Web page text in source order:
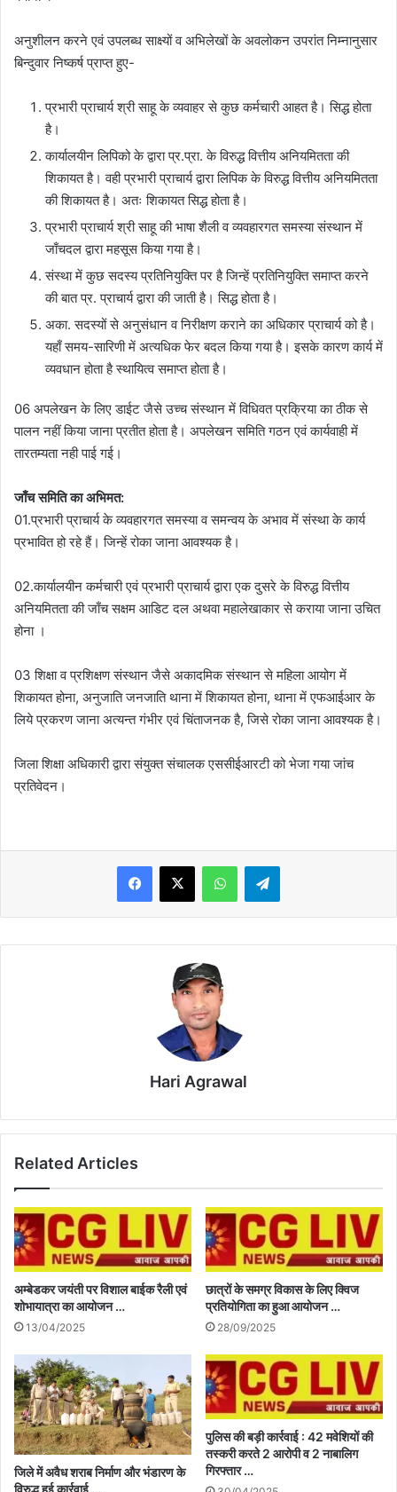
अनुशीलन करने एवं उपलब्ध साक्ष्यों व अभिलेखों के अवलोकन उपरांत निम्नानुसार
बिन्दुवार निष्कर्ष प्राप्त हुए-
प्रभारी प्राचार्य श्री साहू के व्यवाहर से कुछ कर्मचारी आहत है। सिद्ध होता
है।
कार्यालयीन लिपिको के द्वारा प्र.प्रा. के विरुद्ध वित्तीय अनियमितता की
शिकायत है। वही प्रभारी प्राचार्य द्वारा लिपिक के विरुद्ध वित्तीय अनियमितता
की शिकायत है। अतः शिकायत सिद्ध होता है।
प्रभारी प्राचार्य श्री साहू की भाषा शैली व व्यवहारगत समस्या संस्थान में
जाँचदल द्वारा महसूस किया गया है।
संस्था में कुछ सदस्य प्रतिनियुक्ति पर है जिन्हें प्रतिनियुक्ति समाप्त करने
की बात प्र. प्राचार्य द्वारा की जाती है। सिद्ध होता है।
अका. सदस्यों से अनुसंधान व निरीक्षण कराने का अधिकार प्राचार्य को है।
यहाँ समय-सारिणी में अत्यधिक फेर बदल किया गया है। इसके कारण कार्य में
व्यवधान होता है स्थायित्व समाप्त होता है।
06 अपलेखन के लिए डाईट जैसे उच्च संस्थान में विधिवत प्रक्रिया का ठीक से
पालन नहीं किया जाना प्रतीत होता है। अपलेखन समिति गठन एवं कार्यवाही में
तारतम्यता नही पाई गई।
जाँच समिति का अभिमत:
01.प्रभारी प्राचार्य के व्यवहारगत समस्या व समन्वय के अभाव में संस्था के कार्य
प्रभावित हो रहे हैं। जिन्हें रोका जाना आवश्यक है।
02.कार्यालयीन कर्मचारी एवं प्रभारी प्राचार्य द्वारा एक दुसरे के विरुद्ध वित्तीय
अनियमितता की जाँच सक्षम आडिट दल अथवा महालेखाकार से कराया जाना उचित
होना ।
03 शिक्षा व प्रशिक्षण संस्थान जैसे अकादमिक संस्थान से महिला आयोग में
शिकायत होना, अनुजाति जनजाति थाना में शिकायत होना, थाना में एफआईआर के
लिये प्रकरण जाना अत्यन्त गंभीर एवं चिंताजनक है, जिसे रोका जाना आवश्यक है।
जिला शिक्षा अधिकारी द्वारा संयुक्त संचालक एससीईआरटी को भेजा गया जांच
प्रतिवेदन।
WhatsAppTelegram
Hari Agrawal
Related Articles
अम्बेडकर जयंती पर विशाल बाईक रैली एवं
शोभायात्रा का आयोजन …
13/04/2025
छात्रों के समग्र विकास के लिए क्विज
प्रतियोगिता का हुआ आयोजन …
28/09/2025
जिले में अवैध शराब निर्माण और भंडारण के
विरुद्ध हुई कार्रवाई …
पुलिस की बड़ी कार्रवाई : 42 मवेशियों की
तस्करी करते 2 आरोपी व 2 नाबालिग
गिरफ्तार …